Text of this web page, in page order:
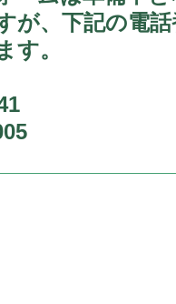
、下記の電話
す。